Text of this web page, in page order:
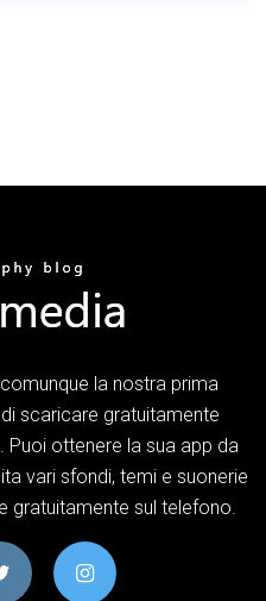
la nostra prima
scaricare gratuitamente
Puoi ottenere la sua app da
vari sfondi, temi e suonerie
gratuitamente sul telefono.